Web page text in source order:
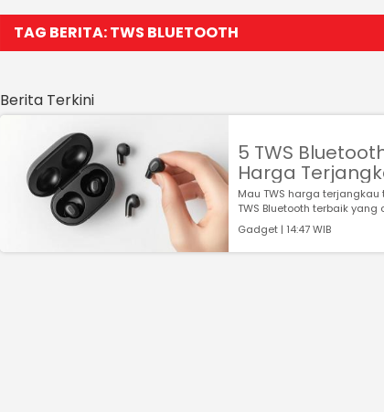
TAG BERITA: TWS BLUETOOTH
Berita Terkini
5 TWS
Harga
Mau TWS harga
TWS Bluetooth terbaik
Gadget | 14:47 WIB